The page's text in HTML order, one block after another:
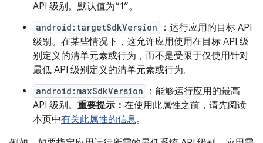
API 级别。默认值为“1”。
android:targetSdkVersion
：运行应用的目标 API
级别。在某些情况下，这允许应用使用在目标 API 级
别定义的清单元素或行为，而不是受限于仅使用针对
最低 API 级别定义的清单元素或行为。
android:maxSdkVersion
：能够运行应用的最高
API 级别。 重要提示： 在使用此属性之前，请先阅读
本页中有关此属性的信息。